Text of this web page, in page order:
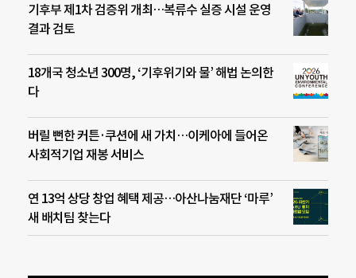
기후부 제1차 검증위 개최…복류수 실증 시설 운영
결과 검토
18개국 청소년 300명, ‘기후위기와 물’ 해법 논의한
다
버릴 뻔한 커튼·쿠션에 새 가치…이케아에 들어온
사회적기업 재봉 서비스
연 13억 상당 창업 혜택 제공…아산나눔재단 ‘마루’
새 배치팀 찾는다